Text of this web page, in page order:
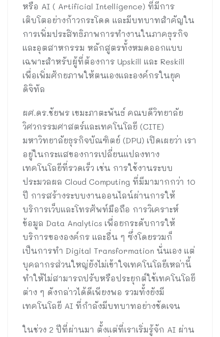
หรือ AI ( Artificial Intelligence) ที่มีการ
เติบโตอย่างก้าวกระโดด และมีบทบาทสำคัญใน
การเพิ่มประสิทธิภาพการทำงานในภาคธุรกิจ
และอุตสาหกรรม หลักสูตรทั้งหมดออกแบบ
เฉพาะสำหรับผู้ที่ต้องการ Upskill และ Reskill
เพื่อเพิ่มศักยภาพให้ตนเองและองค์กรในยุค
ดิจิทัล
ผศ.ดร.ชัยพร เขมะภาตะพันธ์ คณบดีวิทยาลัย
วิศวกรรมศาสตร์และเทคโนโลยี (CITE)
มหาวิทยาลัยธุรกิจบัณฑิตย์ (DPU) เปิดเผยว่า เรา
อยู่ในกระแสของการเปลี่ยนแปลงทาง
เทคโนโลยีที่รวดเร็ว เช่น การใช้งานระบบ
ประมวลผล Cloud Computing ที่มีมามากกว่า 10
ปี การสร้างระบบงานออนไลน์ผ่านการให้
บริการเว็บและโทรศัพท์มือถือ การวิเคราะห์
ข้อมูล Data Analytics เพื่อยกระดับการให้
บริการขององค์กร และอื่น ๆ ซึ่งโดยรวมก็
เป็นการทำ Digital Transformation นั่นเอง แต่
บุคลากรส่วนใหญ่ยังไม่เข้าใจเทคโนโลยีเหล่านี้
ทำให้ไม่สามารถปรับหรือประยุกต์ใช้เทคโนโลยี
ต่าง ๆ ดังกล่าวได้ดีเพียงพอ รวมทั้งยังมี
เทคโนโลยี AI ที่กำลังมีบทบาทอย่างชัดเจน
ในช่วง 2 ปีที่ผ่านมา ตั้งแต่ที่เราเริ่มรู้จัก AI ผ่าน